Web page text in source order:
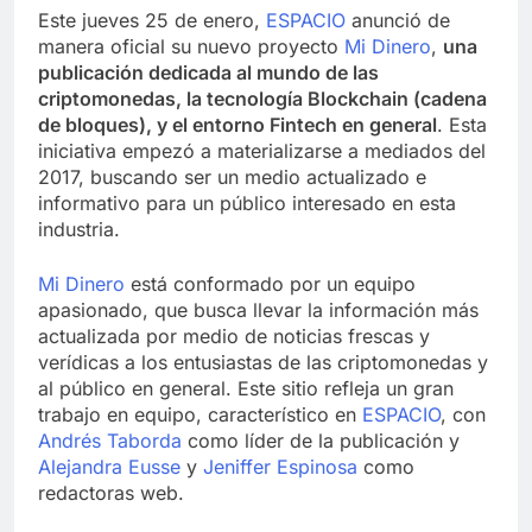
Este jueves 25 de enero, ESPACIO anunció de
manera oficial su nuevo proyecto Mi Dinero, una
publicación dedicada al mundo de las
criptomonedas, la tecnología Blockchain (cadena
de bloques), y el entorno Fintech en general. Esta
iniciativa empezó a materializarse a mediados del
2017, buscando ser un medio actualizado e
informativo para un público interesado en esta
industria.
Mi Dinero está conformado por un equipo
apasionado, que busca llevar la información más
actualizada por medio de noticias frescas y
verídicas a los entusiastas de las criptomonedas y
al público en general. Este sitio refleja un gran
trabajo en equipo, característico en ESPACIO, con
Andrés Taborda como líder de la publicación y
Alejandra Eusse y Jeniffer Espinosa como
redactoras web.